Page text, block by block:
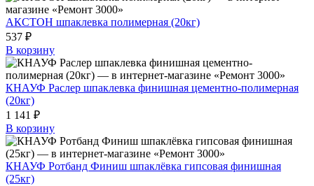
АКСТОН шпаклевка полимерная (20кг)
537 ₽
В корзину
КНАУФ Раслер шпаклевка финишная цементно-полимерная
(20кг)
1 141 ₽
В корзину
КНАУФ Ротбанд Финиш шпаклёвка гипсовая финишная
(25кг)